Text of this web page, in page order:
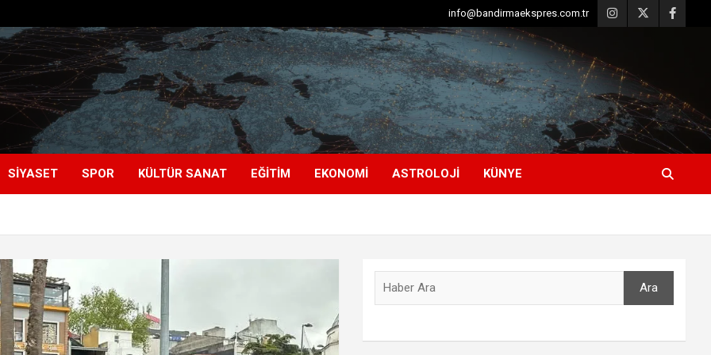
info@bandirmaekspres.com.tr
SIYASET SPOR KÜLTÜR SANAT EĞITIM EKONOMI ASTROLOJI KÜNYE
Ara